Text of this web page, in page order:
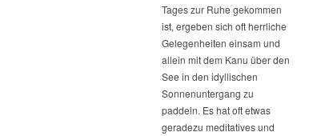
Tages zur Ruhe gekommen
ist, ergeben sich oft herrliche
Gelegenheiten einsam und
allein mit dem Kanu über den
See in den idyllischen
Sonnenuntergang zu
paddeln. Es hat oft etwas
geradezu meditatives und